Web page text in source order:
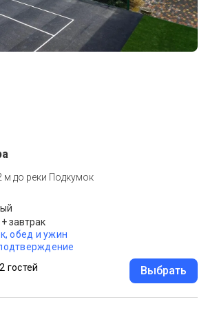
м до реки Подкумок
завтрак
обед и ужин
гостей Выбрать